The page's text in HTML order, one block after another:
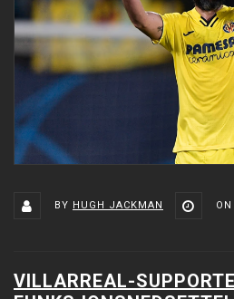
BY HUGH JACKMAN ON
VILLARREAL-